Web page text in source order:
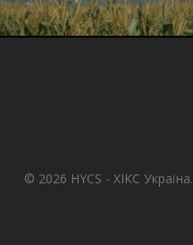
© 2026 HYCS - ХІКС Україна.